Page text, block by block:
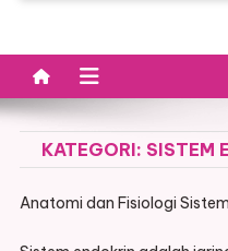
KATEGORI: SISTEM
Anatomi dan Fisiologi